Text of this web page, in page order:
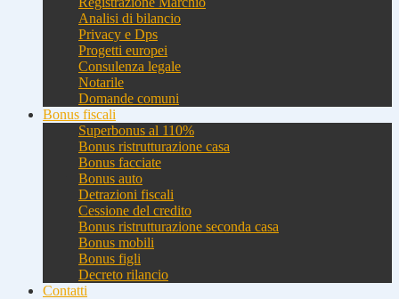
Analisi di bilancio
Privacy e Dps
Progetti europei
Consulenza legale
Notarile
Domande comuni
Bonus fiscali
Superbonus al 110%
Bonus ristrutturazione casa
Bonus facciate
Bonus auto
Detrazioni fiscali
Cessione del credito
Bonus ristrutturazione seconda casa
Bonus mobili
Bonus figli
Decreto rilancio
Contatti